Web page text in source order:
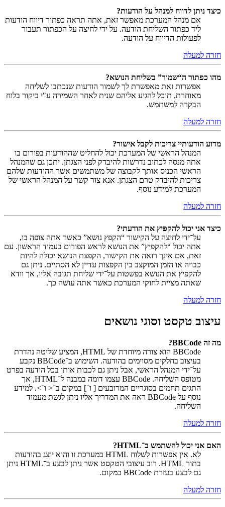
כיצד ניתן לדווח למנהל על הודעות?
אם מנהל המערכת מאפשר זאת, אתה תראה כפתור דיווח הודעות
ליד כפתור השליחת הודעה. על ידי לחיצה על הכפתור תעבור
לפעולות הדיווח על הודעה.
חזרה למעלה
מהו כפתור ה“שמור” בשליחת הנושא?
אפשרות זאת מאפשרת לך לשמור הודעות שנכתבו לשליחה
מאוחרת, תוכל להגיע אליהם שנית לאחר השמירה ע"י ביקור בלוח
הבקרה למשתמש.
חזרה למעלה
מדוע הודעותיי צריכות לקבל אישור?
המנהל הראשי של המערכת יכול להחליט שההודעות בפורום בו
אתה מנסה לכתוב נדרשות להיבדק לפני הצגתן. יתכן גם שהמנהל
הראשי הכניס אותך לקבוצה של משתמשים אשר ההודעות שלהם
צריכות להיבדק טרם הצגתן. אנא צור קשר על המנהל הראשי של
המערכת למידע נוסף.
חזרה למעלה
כיצד אני יכול להקפיץ את הודעתי?
על־ידי לחיצה על הקישור “הקפץ נושא” כאשר אתה צופה בו,
אתה יכול “להקפיץ” את הנושא לראש הפורום בעמוד הראשון. עם
זאת, אם אינך רואה את הקישור, הקפצת הנושא יכולה להיות
כבויה או הזמן המוקצב בין הקפצות עדיין לא הסתיים. ניתן גם
להקפיץ את הנושא בפשטות על־ידי שליחת תגובה אליו, אך וודא
שאתה מציית לחוקי המערכת כאשר אתה עושה כך.
חזרה למעלה
עיצוב טקסט וסוגי נושאים
מה זה BBCode?
BBCode הוא צורה מיוחדת של HTML, המציע שליטה נהדרת
בעיצוב בחלקים מסוימים בהודעה. השימוש ב־BBCode נקבע
על־ידי המנהל הראשי, אבל ניתן גם לכבות אותו בכל הודעה בפרט
מטופס השליחה. BBCode עצמו דומה במבנה ל־HTML, אך
התגים תחמים בסוגריים המרובעים [ ו־] במקום ב־< ו־>. למידע
נוסף על BBCode ראה את המדריך אליו ניתן לגשת מעמוד
השליחה.
חזרה למעלה
האם אני יכול להשתמש ב־HTML?
לא. אין אפשרות לשלוח HTML במערכת זו והוא יוצג בהודעות
בתור HTML. רוב עיצובי הטקסט אשר ניתן לבצע ב־HTML ניתן
גם לבצע בעזרת BBCode במקום.
חזרה למעלה